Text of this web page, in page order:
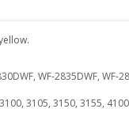
.
, WF-2835DWF, WF-
3105, 3150, 3155,